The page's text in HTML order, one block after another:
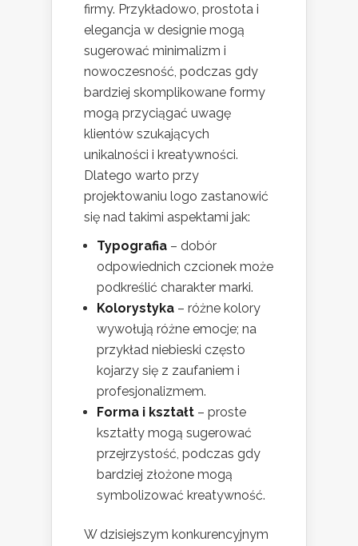
firmy. Przykładowo, prostota i
elegancja w designie mogą
sugerować minimalizm i
nowoczesność, podczas gdy
bardziej skomplikowane formy
mogą przyciągać uwagę
klientów szukających
unikalności i kreatywności.
Dlatego warto przy
projektowaniu logo zastanowić
się nad takimi aspektami jak:
Typografia – dobór
odpowiednich czcionek może
podkreślić charakter marki.
Kolorystyka – różne kolory
wywołują różne emocje; na
przykład niebieski często
kojarzy się z zaufaniem i
profesjonalizmem.
Forma i kształt – proste
kształty mogą sugerować
przejrzystość, podczas gdy
bardziej złożone mogą
symbolizować kreatywność.
W dzisiejszym konkurencyjnym